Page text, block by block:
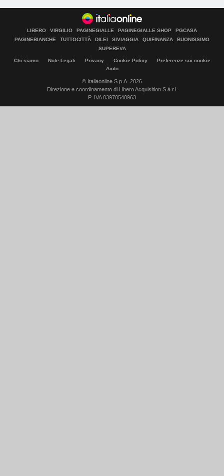
LIBERO VIRGILIO PAGINEGIALLE PAGINEGIALLE SHOP
PGCASA
PAGINEBIANCHE
TUTTOCITTÀ DILEI SIVIAGGIA QUIFINANZA
BUONISSIMO
SUPEREVA
Chi siamo Note Legali Privacy Cookie Policy
Preferenze sui cookie
Aiuto
© Italiaonline S.p.A. 2026
Direzione e coordinamento di Libero Acquisition S.á r.l.
P. IVA 03970540963